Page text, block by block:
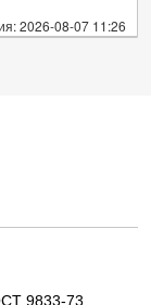
2026-08-07 11:26
9833-73